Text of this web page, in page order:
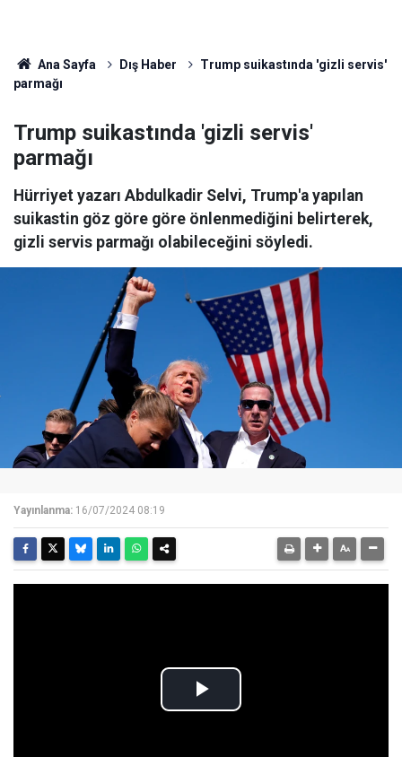
Ana Sayfa Dış Haber
Trump suikastında 'gizli servis'
parmağı
Trump suikastında 'gizli servis'
parmağı
Hürriyet yazarı Abdulkadir Selvi, Trump'a yapılan
suikastin göz göre göre önlenmediğini belirterek,
gizli servis parmağı olabileceğini söyledi.
Yayınlanma: 16/07/2024 08:19